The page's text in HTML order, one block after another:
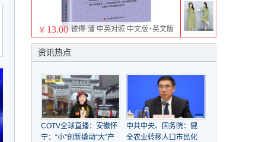
￥ 13.00 彼得·潘 中英对照 中文版+英文版
世界文学双语名著
资讯热点
COTV全球直播：安徽怀
宁：“小”创新撬动“大”产
中共中央、国务院：健
全农业转移人口市民化